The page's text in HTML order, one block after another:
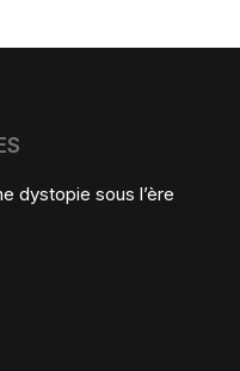
dystopie sous l’ère